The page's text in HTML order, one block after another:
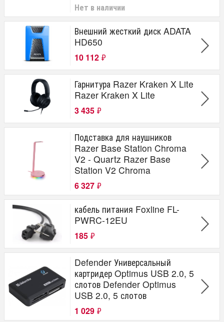
Нет в наличии
Внешний жесткий диск ADATA
HD650
10 112 ₽
Гарнитура Razer Kraken X Lite
Razer Kraken X Lite
3 435 ₽
Подставка для наушников
Razer Base Station Chroma
V2 - Quartz Razer Base
Station V2 Chroma
6 327 ₽
кабель питания Foxline FL-
PWRC-12EU
185 ₽
Defender Универсальный
картридер Optimus USB 2.0, 5
слотов Defender Optimus
USB 2.0, 5 слотов
1 029 ₽